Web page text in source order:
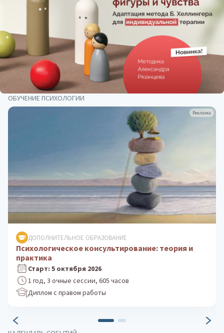
ОБУЧЕНИЕ ПСИХОЛОГИИ
Реклама
ДОПОЛНИТЕЛЬНОЕ ОБРАЗОВАНИЕ
Клиническая психология: практика
психологического консультирования
Старт: 24 августа 2026
1 год, 3 очные сессии, 605 часов
Диплом с правом работы